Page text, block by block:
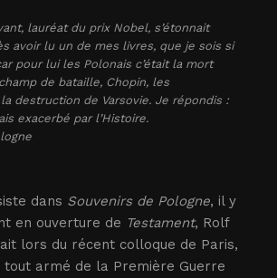
lauréat du prix Nobel, s’étonnait
avoir lu un de mes livres, que je sois si
pour lui les Polonais c’était la mort
de bataille, Chopin, les
destruction de Varsovie. Je répondis :
exacerbé par l’Histoire.
dans Souvenirs de Pologne, il y
en ouverture de Testament, Rolf
lors du récent colloque de Paris,
armé de la Première Guerre